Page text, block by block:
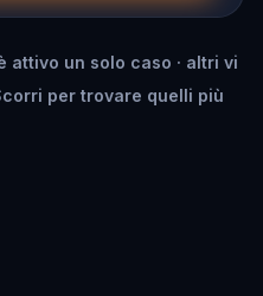
attivo un solo caso · altri vi
per trovare quelli più